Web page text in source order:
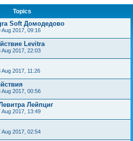
Topics
Soft Домодедово
Aug 2017, 09:16
Levitra
Aug 2017, 22:03
Aug 2017, 11:26
Aug 2017, 00:56
Лейпциг
Aug 2017, 13:49
Aug 2017, 02:54